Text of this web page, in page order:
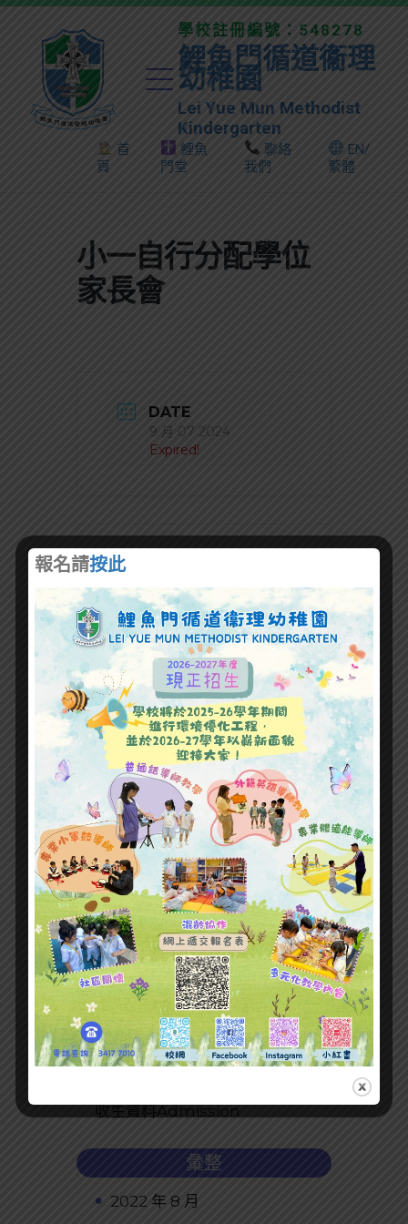
學校註冊編號：548278
鯉魚門循道衞理
幼稚園
Lei Yue Mun Methodist
Kindergarten
首
頁
鯉魚
門堂
聯絡
我們
EN/
繁體
小一自行分配學位
家長會
DATE
9 月 07 2024
Expired!
+ iCal / Outlook export
SHARE THIS EVENT
最新文章
收生資料Admission
彙整
2022 年 8 月
報名請按此